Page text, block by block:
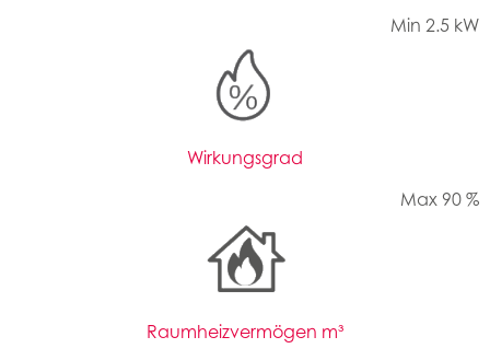
Min 2.5 kW
Wirkungsgrad
Max 90 %
Raumheizvermögen m³